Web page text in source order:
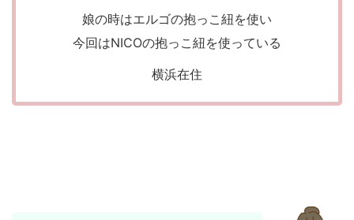
娘の時はエルゴの抱っこ紐を使い
今回はNICOの抱っこ紐を使っている
横浜在住